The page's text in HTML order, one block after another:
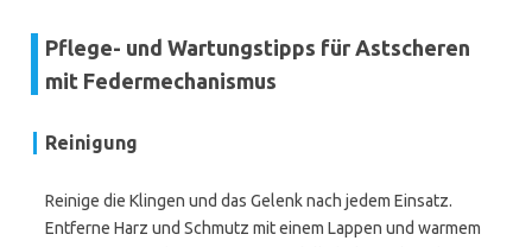
Pflege- und Wartungstipps für Astscheren
mit Federmechanismus
Reinigung
Reinige die Klingen und das Gelenk nach jedem Einsatz.
Entferne Harz und Schmutz mit einem Lappen und warmem